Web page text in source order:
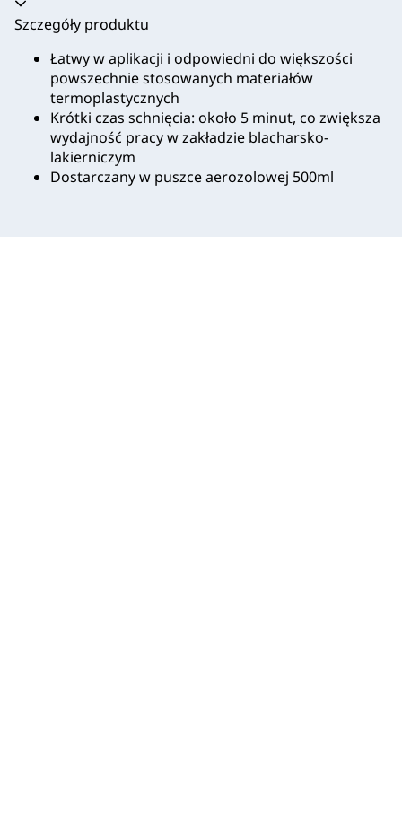
Szczegóły produktu
Łatwy w aplikacji i odpowiedni do większości
powszechnie stosowanych materiałów
termoplastycznych
Krótki czas schnięcia: około 5 minut, co zwiększa
wydajność pracy w zakładzie blacharsko-
lakierniczym
Dostarczany w puszce aerozolowej 500ml